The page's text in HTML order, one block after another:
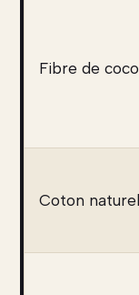
Fibre de coco
Coton naturel